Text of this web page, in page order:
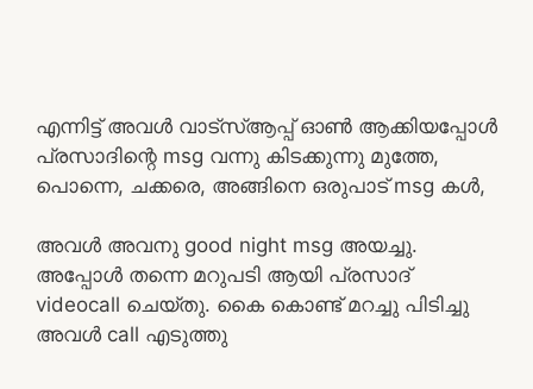
എന്നിട്ട് അവൾ വാട്സ്ആപ്പ് ഓൺ ആക്കിയപ്പോൾ
പ്രസാദിന്റെ msg വന്നു കിടക്കുന്നു മുത്തേ,
പൊന്നെ, ചക്കരെ, അങ്ങിനെ ഒരുപാട് msg കൾ,
അവൾ അവനു good night msg അയച്ചു.
അപ്പോൾ തന്നെ മറുപടി ആയി പ്രസാദ്
videocall ചെയ്തു. കൈ കൊണ്ട് മറച്ചു പിടിച്ചു
അവൾ call എടുത്തു